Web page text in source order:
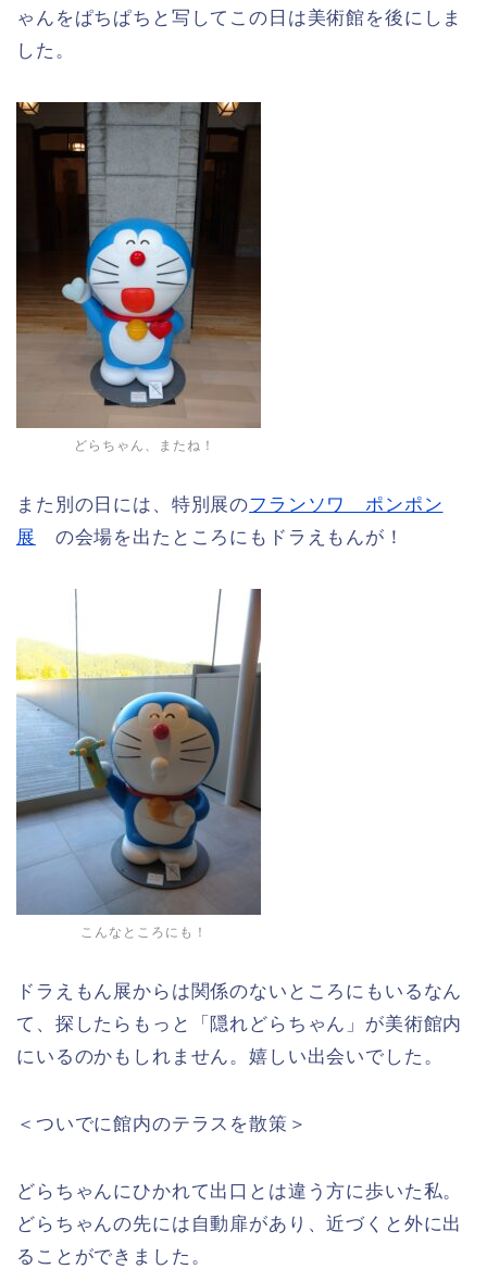
ゃんをぱちぱちと写してこの日は美術館を後にしま
した。
どらちゃん、またね！
また別の日には、特別展のフランソワ ポンポン
展 の会場を出たところにもドラえもんが！
こんなところにも！
ドラえもん展からは関係のないところにもいるなん
て、探したらもっと「隠れどらちゃん」が美術館内
にいるのかもしれません。嬉しい出会いでした。
＜ついでに館内のテラスを散策＞
どらちゃんにひかれて出口とは違う方に歩いた私。
どらちゃんの先には自動扉があり、近づくと外に出
ることができました。